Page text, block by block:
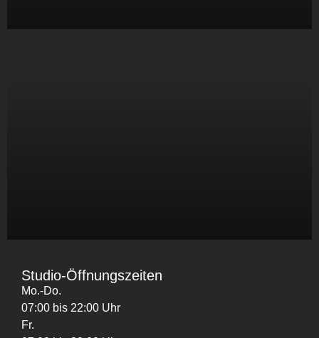
Studio-Öffnungszeiten
Mo.-Do.
07:00 bis 22:00 Uhr
Fr.